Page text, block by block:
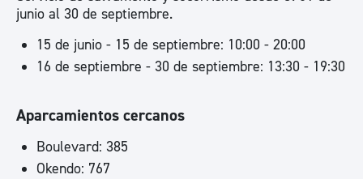
junio al 30 de septiembre.
15 de junio - 15 de septiembre: 10:00 - 20:00
16 de septiembre - 30 de septiembre: 13:30 - 19:30
Aparcamientos cercanos
Boulevard: 385
Okendo: 767